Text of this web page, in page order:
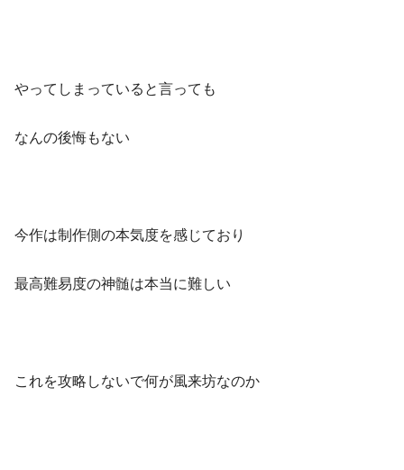
やってしまっていると言っても
なんの後悔もない
今作は制作側の本気度を感じており
最高難易度の神髄は本当に難しい
これを攻略しないで何が風来坊なのか